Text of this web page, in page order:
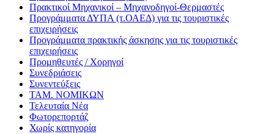
Πρακτικοί Μηχανικοί – Μηχανοδηγοί-Θερμαστές
Προγράμματα ΔΥΠΑ (τ.ΟΑΕΔ) για τις τουριστικές
επιχειρήσεις
Προγράμματα πρακτικής άσκησης για τις τουριστικές
επιχειρήσεις
Προμηθευτές / Χορηγοί
Συνεδριάσεις
Συνεντεύξεις
ΤΑΜ. ΝΟΜΙΚΩΝ
Τελευταία Νέα
Φωτορεπορτάζ
Χωρίς κατηγορία